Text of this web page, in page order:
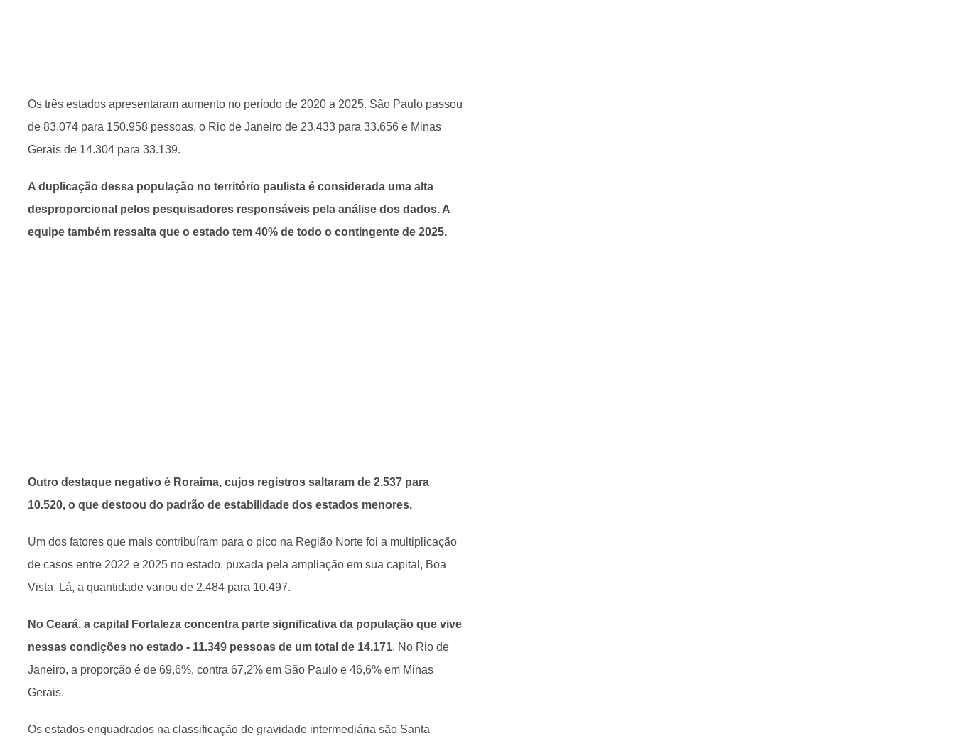
Os três estados apresentaram aumento no período de 2020 a 2025. São Paulo passou
de 83.074 para 150.958 pessoas, o Rio de Janeiro de 23.433 para 33.656 e Minas
Gerais de 14.304 para 33.139.
A duplicação dessa população no território paulista é considerada uma alta
desproporcional pelos pesquisadores responsáveis pela análise dos dados. A
equipe também ressalta que o estado tem 40% de todo o contingente de 2025.
Outro destaque negativo é Roraima, cujos registros saltaram de 2.537 para
10.520, o que destoou do padrão de estabilidade dos estados menores.
Um dos fatores que mais contribuíram para o pico na Região Norte foi a multiplicação
de casos entre 2022 e 2025 no estado, puxada pela ampliação em sua capital, Boa
Vista. Lá, a quantidade variou de 2.484 para 10.497.
No Ceará, a capital Fortaleza concentra parte significativa da população que vive
nessas condições no estado - 11.349 pessoas de um total de 14.171. No Rio de
Janeiro, a proporção é de 69,6%, contra 67,2% em São Paulo e 46,6% em Minas
Gerais.
Os estados enquadrados na classificação de gravidade intermediária são Santa